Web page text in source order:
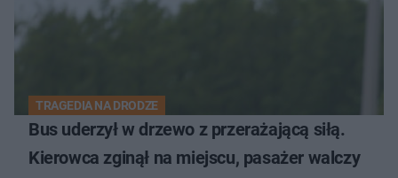
TRAGEDIA NA DRODZE
Bus uderzył w drzewo z przerażającą siłą.
Kierowca zginął na miejscu, pasażer walczy